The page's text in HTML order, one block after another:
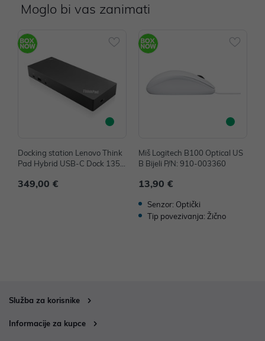
Moglo bi vas zanimati
Docking station Lenovo Think
Pad Hybrid USB-C Dock 135
349,00 €
Miš Logitech B100 Optical US
B Bijeli P/N: 910-003360
13,90 €
Senzor: Optički
Tip povezivanja: Žično
Služba za korisnike
Informacije za kupce